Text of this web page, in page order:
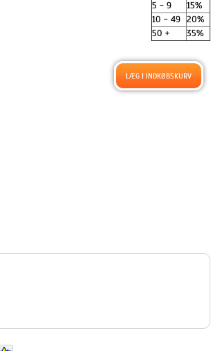
5 - 9
15%
10 - 49 20%
50 +
35%